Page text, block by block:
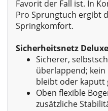
Favorit der Fall ist. In
Pro Sprungtuch ergibt
Springkomfort.
Sicherheitsnetz Deluxe
Sicherer,
überlappend;
bleibt oder kaputt
Oben flexible
zusätzliche